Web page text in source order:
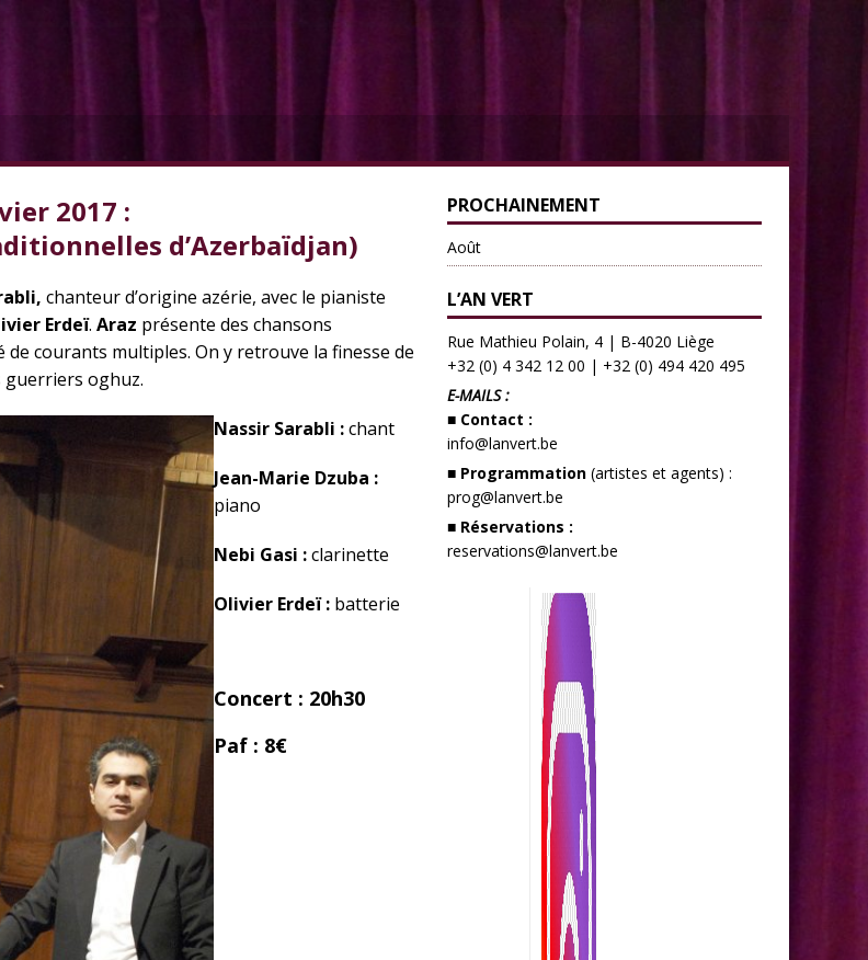
2017 :
d’Azerbaïdjan)
chanteur d’origine azérie, avec le pianiste
Erdeï. Araz présente des chansons
courants multiples. On y retrouve la finesse de
guerriers oghuz.
Nassir Sarabli :chant
Jean-Marie Dzuba :
piano
Nebi Gasi :clarinette
Olivier Erdeï : batterie
Concert : 20h30
Paf : 8€
PROCHAINEMENT
Août
L’AN VERT
Rue Mathieu Polain, 4 | B-4020 Liège
+32 (0) 4 342 12 00 | +32 (0) 494 420 495
E-MAILS :
■ Contact :
info@lanvert.be
■ Programmation(artistes et agents) :
prog@lanvert.be
■ Réservations :
reservations@lanvert.be